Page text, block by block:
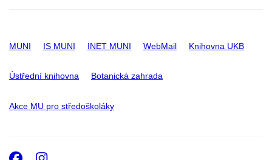
MUNI IS MUNI INET MUNI WebMail Knihovna UKB
Ústřední knihovna Botanická zahrada
Akce MU pro středoškoláky